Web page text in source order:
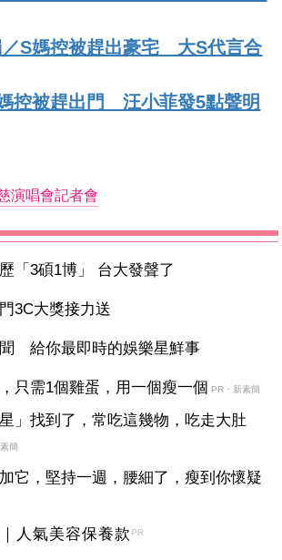
S媽控被趕出豪宅 大S代言合
控被趕出門 汪小菲發5點聲明
演唱會記者會
「3碩1博」 台大發聲了
3C大獎接力送
給你最即時的娛樂星鮮事
只需1個雞蛋，用一個瘦一個 PR・新素簡
」找到了，常吃這幾物，吃走大肚
簡
它，堅持一週，腰細了，瘦到你懷疑
人氣美容保養款 PR